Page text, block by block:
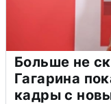
Больше не
Гагарина
кадры с